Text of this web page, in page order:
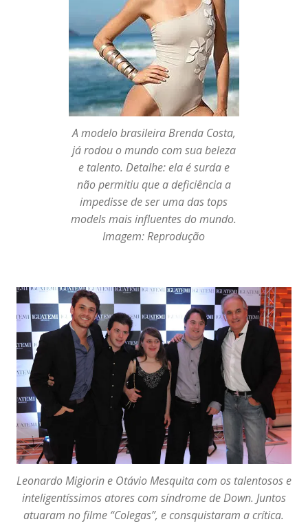
A modelo brasileira Brenda Costa,
já rodou o mundo com sua beleza
e talento. Detalhe: ela é surda e
não permitiu que a deficiência a
impedisse de ser uma das tops
models mais influentes do mundo.
Imagem: Reprodução
Leonardo Migiorin e Otávio Mesquita com os talentosos e
inteligentíssimos atores com síndrome de Down. Juntos
atuaram no filme “Colegas”, e consquistaram a crítica.